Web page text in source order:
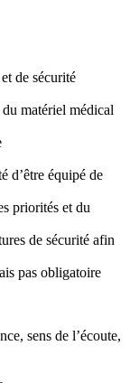
de sécurité
matériel médical
d’être équipé de
priorités et du
de sécurité afin
pas obligatoire
sens de l’écoute,